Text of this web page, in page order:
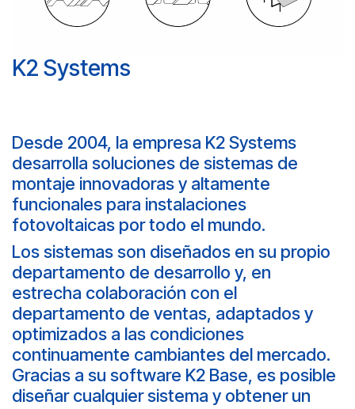
K2 Systems
Desde 2004, la empresa K2 Systems
desarrolla soluciones de sistemas de
montaje innovadoras y altamente
funcionales para instalaciones
fotovoltaicas por todo el mundo.
Los sistemas son diseñados en su propio
departamento de desarrollo y, en
estrecha colaboración con el
departamento de ventas, adaptados y
optimizados a las condiciones
continuamente cambiantes del mercado.
Gracias a su software K2 Base, es posible
diseñar cualquier sistema y obtener un